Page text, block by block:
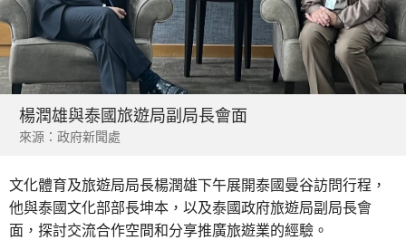
楊潤雄與泰國旅遊局副局長會面
來源：政府新聞處
文化體育及旅遊局局長楊潤雄下午展開泰國曼谷訪問行程，
他與泰國文化部部長坤本，以及泰國政府旅遊局副局長會
面，探討交流合作空間和分享推廣旅遊業的經驗。